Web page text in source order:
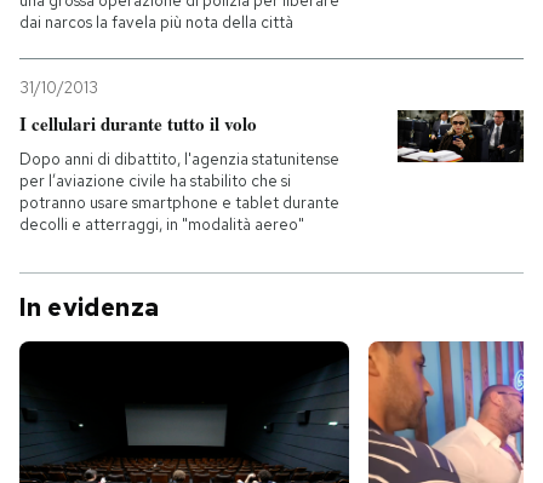
dai narcos la favela più nota della città
31/10/2013
I cellulari durante tutto il volo
Dopo anni di dibattito, l'agenzia statunitense
per l’aviazione civile ha stabilito che si
potranno usare smartphone e tablet durante
decolli e atterraggi, in "modalità aereo"
In evidenza